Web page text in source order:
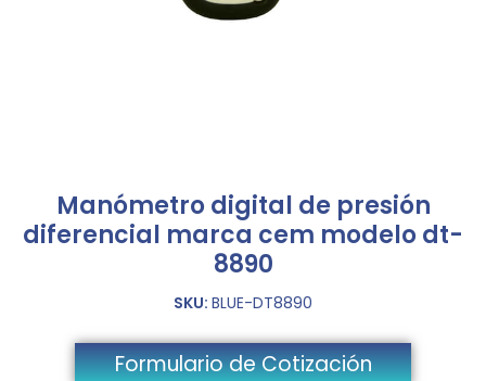
Manómetro digital de presión
diferencial marca cem modelo dt-
8890
SKU: BLUE-DT8890
Formulario de Cotización